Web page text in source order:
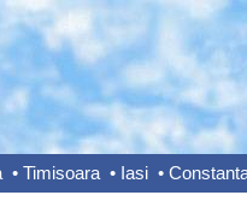
• Timisoara • Iasi •